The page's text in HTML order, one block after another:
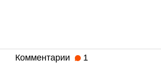
Комментарии 1